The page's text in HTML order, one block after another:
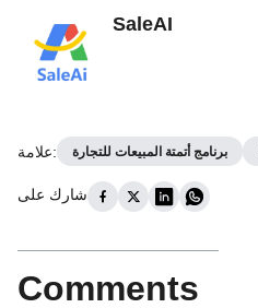
SaleAI
علامة: برنامج أتمتة المبيعات للتجارة
شارك على
Comments